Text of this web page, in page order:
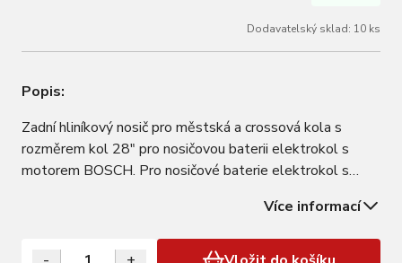
Dodavatelský sklad: 10 ks
Popis:
Zadní hliníkový nosič pro městská a crossová kola s
rozměrem kol 28" pro nosičovou baterii elektrokol s
motorem BOSCH. Pro nosičové baterie elektrokol s
Více informací